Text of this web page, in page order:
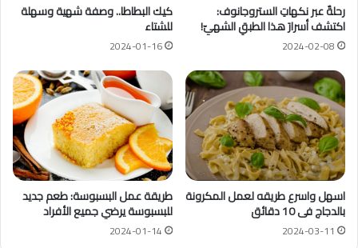
رحلةٌ عبر نكهاتِ الستروجانوف:
اكتشف أسرارَ هذا الطبقِ الشهيّ!
2024-02-08
كيك البطاطا.. وصفة شهية وسهلة
للشتاء
2024-01-16
اسهل واسرع طريقه لعمل المكرونة
بالدجاج فى 10 دقائق
2024-03-11
طريقة عمل البسبوسة: طعم جديد
للبسبوسة يرضي جميع الأفراد
2024-01-14